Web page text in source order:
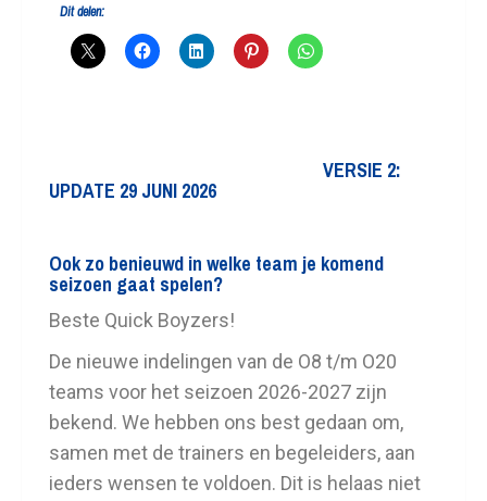
Dit delen:
VERSIE 2:
UPDATE 29 JUNI 2026
Ook zo benieuwd in welke team je komend
seizoen gaat spelen?
Beste Quick Boyzers!
De nieuwe indelingen van de O8 t/m O20
teams voor het seizoen 2026-2027 zijn
bekend. We hebben ons best gedaan om,
samen met de trainers en begeleiders, aan
ieders wensen te voldoen. Dit is helaas niet